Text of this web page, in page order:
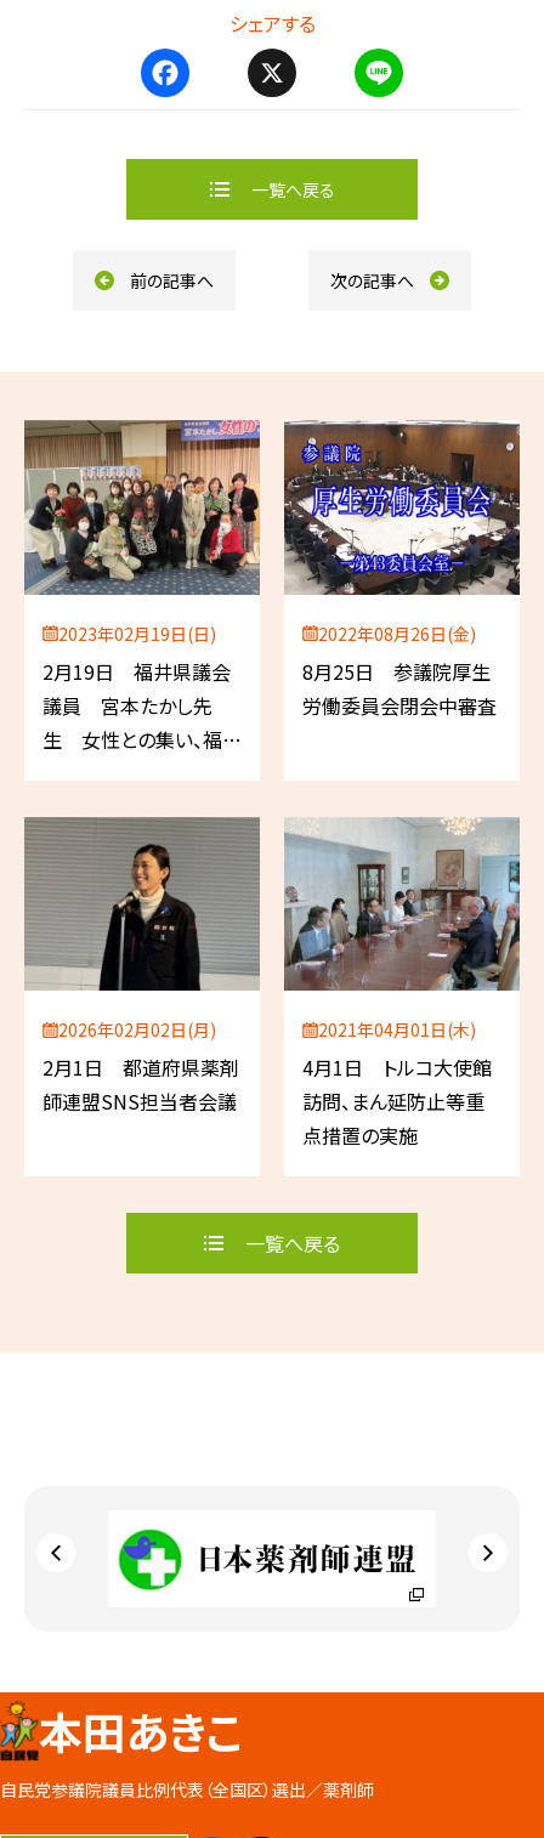
シェアする
e
o
e
一覧へ戻る
前の記事へ 次の記事へ
2023年02月19日(日)
2月19日 福井県議会
議員 宮本たかし先
生 女性との集い、福井
2022年08月26日(金)
8月25日 参議院厚生
労働委員会閉会中審査
2026年02月02日(月)
2月1日 都道府県薬剤
師連盟SNS担当者会議
2021年04月01日(木)
4月1日 トルコ大使館
訪問、まん延防止等重
点措置の実施
一覧へ戻る
本田あきこ
自民党参議院議員比例代表（全国区）選出／薬剤師